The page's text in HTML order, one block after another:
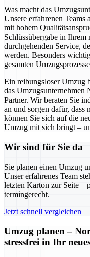
Was macht das
Unsere erfahrenen Teams
mit hohem
Schlüssübergabe in
durchgehenden Service,
werden. Besonders
gesamten
Ein reibungsloser Umzug
das Umzugsunternehmen
Partner. Wir beraten Sie
an und sorgen dafür,
können Sie sich auf die
Umzug mit sich bringt –
Wir sind für Sie da
Sie planen einen Umzug
Unser erfahrenes Team
letzten Karton zur Seite –
termingerecht.
Jetzt schnell vergleichen
Umzug planen –
stressfrei in Ihr